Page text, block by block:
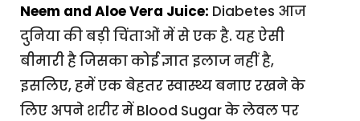
Neem and Aloe Vera Juice: Diabetes आज
दुनिया की बड़ी चिंताओं में से एक है. यह ऐसी
बीमारी है जिसका कोई ज्ञात इलाज नहीं है,
इसलिए, हमें एक बेहतर स्वास्थ्य बनाए रखने के
लिए अपने शरीर में Blood Sugar के लेवल पर